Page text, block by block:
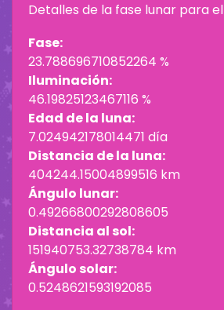
Detalles de la fase lunar para el
Fase:
23.788696710852264 %
Iluminación:
46.19825123467116 %
Edad de la luna:
7.024942178014471 día
Distancia de la luna:
404244.15004899516 km
Ángulo lunar:
0.49266800292808605
Distancia al sol:
151940753.32738784 km
Ángulo solar:
0.5248621593192085